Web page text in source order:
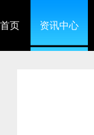
首页 资讯中心